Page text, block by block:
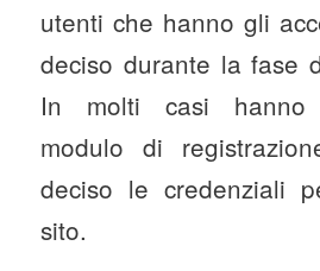
utenti che hanno gli
deciso durante la fase
In molti casi hanno
modulo di
deciso le credenziali
sito.